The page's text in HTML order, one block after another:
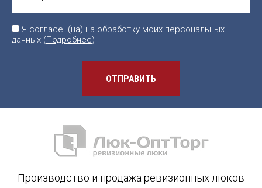
Я согласен(на) на обработку моих персональных
данных (Подробнее)
ОТПРАВИТЬ
Производство и продажа ревизионных люков